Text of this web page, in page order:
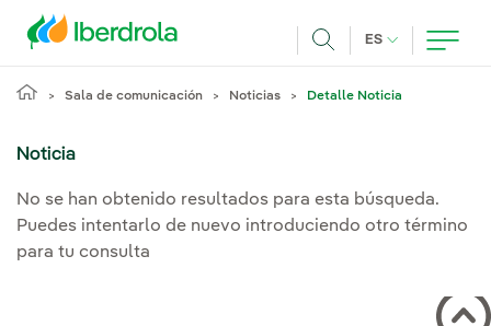
ES IDIOMA
Sala de comunicación Noticias Detalle Noticia
Noticia
No se han obtenido resultados para esta búsqueda.
Puedes intentarlo de nuevo introduciendo otro término
para tu consulta